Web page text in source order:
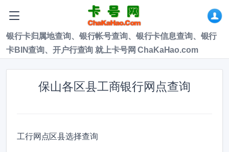
银行卡归属地查询、银行帐号查询、银行卡信息查询、银行
卡BIN查询、开户行查询 就上卡号网 ChaKaHao.com
保山各区县工商银行网点查询
工行网点区县选择查询